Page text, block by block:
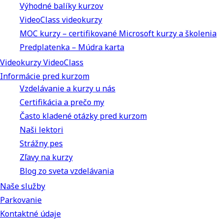
Výhodné balíky kurzov
VideoClass videokurzy
MOC kurzy – certifikované Microsoft kurzy a školenia
Predplatenka – Múdra karta
Videokurzy VideoClass
Informácie pred kurzom
Vzdelávanie a kurzy u nás
Certifikácia a prečo my
Často kladené otázky pred kurzom
Naši lektori
Strážny pes
Zľavy na kurzy
Blog zo sveta vzdelávania
Naše služby
Parkovanie
Kontaktné údaje